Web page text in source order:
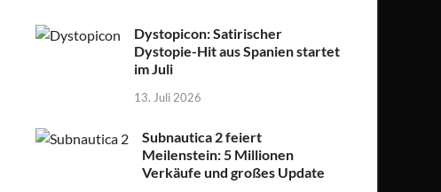
Dystopicon: Satirischer
Dystopie-Hit aus Spanien startet
im Juli
13. Juli 2026
Subnautica 2 feiert
Meilenstein: 5 Millionen
Verkäufe und großes Update